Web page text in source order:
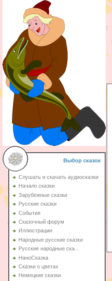
Выбор сказок
Слушать и скачать аудиосказки
Начало сказки
Зарубежные сказки
Русские сказки
События
Сказочный форум
Иллюстрации
Народные русские сказки
Русские народные ска...
НаноСказка
Сказки о цветах
Немецкие сказки